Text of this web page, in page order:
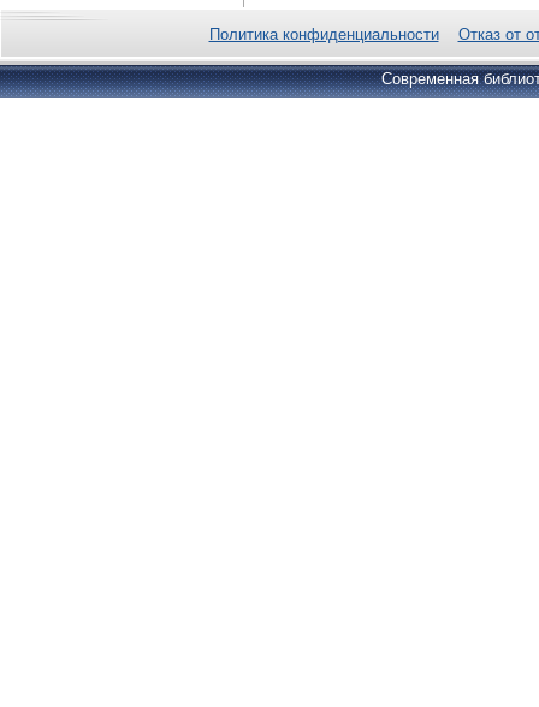
Политика конфиденциальности Отказ от
Современная